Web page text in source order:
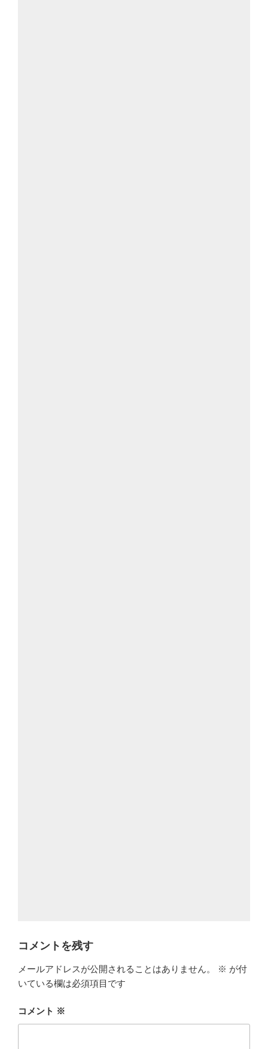
コメントを残す
メールアドレスが公開されることはありません。 ※ が付
いている欄は必須項目です
コメント ※